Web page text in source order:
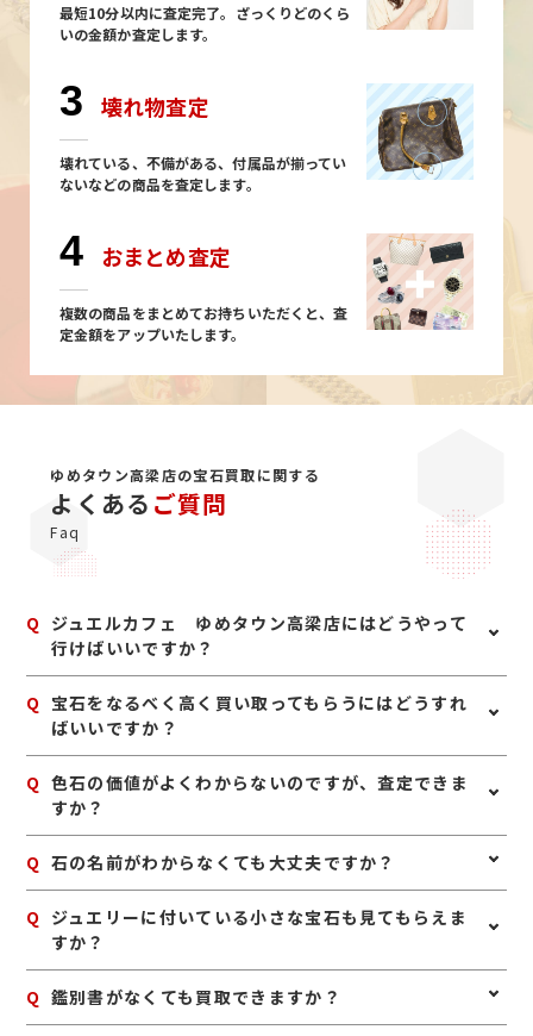
最短10分以内に査定完了。ざっくりどのくら
いの金額か査定します。
3 壊れ物査定
壊れている、不備がある、付属品が揃ってい
ないなどの商品を査定します。
4 おまとめ査定
複数の商品をまとめてお持ちいただくと、査
定金額をアップいたします。
ゆめタウン高梁店の宝石買取に関する
よくある ご質問
Faq
Q ジュエルカフェ ゆめタウン高梁店にはどうやって
行けばいいですか？
A 国道313号線沿いにあるゆめタウン高梁店1F入口右手
側、外付け店舗にございます。伯備線備中高梁駅前にあ
る高梁バスセンターよりゆめタウンシャトルバスで11分
Q 宝石をなるべく高く買い取ってもらうにはどうすれ
ばいいですか？
A 宝石は、鑑別書や鑑定書、購入時の付属品があれば一緒
にお持ちいただくのがおすすめです。また、ジュエリー
として保管されている場合は、枠や地金も含めて査定で
ず、購入時に近い状態でお持ちいただくと安心です。
Q 色石の価値がよくわからないのですが、査定できま
すか？
A はい、査定可能です。ルビー、サファイア、エメラルド
Q 石の名前がわからなくても大丈夫ですか？
A はい、大丈夫です。ご自身で宝石の種類がわからなくて
も問題ありません。お持ち込みいただければ、確認しな
がら査定いたします。
Q ジュエリーに付いている小さな宝石も見てもらえま
すか？
A はい、ジュエリー全体として査定いたします。中央の石
Q 鑑別書がなくても買取できますか？